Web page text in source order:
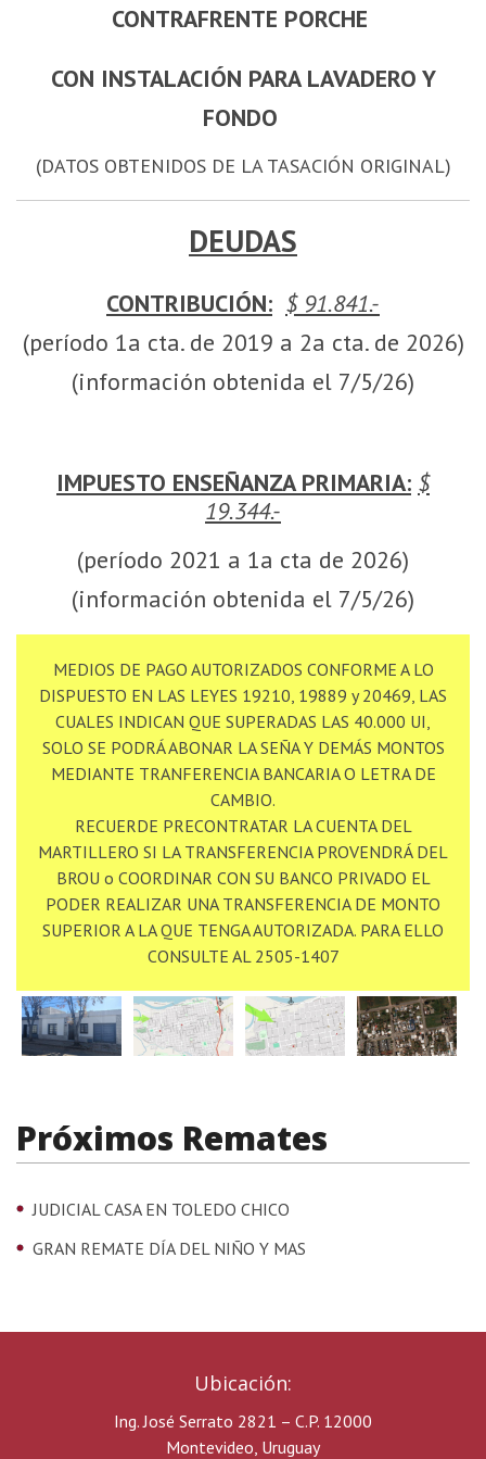
CONTRAFRENTE PORCHE
CON INSTALACIÓN PARA LAVADERO Y
FONDO
(DATOS OBTENIDOS DE LA TASACIÓN ORIGINAL)
DEUDAS
CONTRIBUCIÓN: $ 91.841.-
(período 1a cta. de 2019 a 2a cta. de 2026)
(información obtenida el 7/5/26)
IMPUESTO ENSEÑANZA PRIMARIA: $
19.344.-
(período 2021 a 1a cta de 2026)
(información obtenida el 7/5/26)
MEDIOS DE PAGO AUTORIZADOS CONFORME A LO
DISPUESTO EN LAS LEYES 19210, 19889 y 20469, LAS
CUALES INDICAN QUE SUPERADAS LAS 40.000 UI,
SOLO SE PODRÁ ABONAR LA SEÑA Y DEMÁS MONTOS
MEDIANTE TRANFERENCIA BANCARIA O LETRA DE
CAMBIO.
RECUERDE PRECONTRATAR LA CUENTA DEL
MARTILLERO SI LA TRANSFERENCIA PROVENDRÁ DEL
BROU o COORDINAR CON SU BANCO PRIVADO EL
PODER REALIZAR UNA TRANSFERENCIA DE MONTO
SUPERIOR A LA QUE TENGA AUTORIZADA. PARA ELLO
CONSULTE AL 2505-1407
Próximos Remates
JUDICIAL CASA EN TOLEDO CHICO
GRAN REMATE DÍA DEL NIÑO Y MAS
Ubicación:
Ing. José Serrato 2821 – C.P. 12000
Montevideo, Uruguay